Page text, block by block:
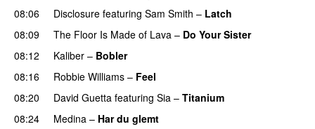
08:06
Disclosure featuring Sam Smith – Latch
08:09
The Floor Is Made of Lava – Do Your Sister
08:12
Kaliber – Bobler
08:16
Robbie Williams – Feel
08:20
David Guetta featuring Sia – Titanium
08:24
Medina – Har du glemt